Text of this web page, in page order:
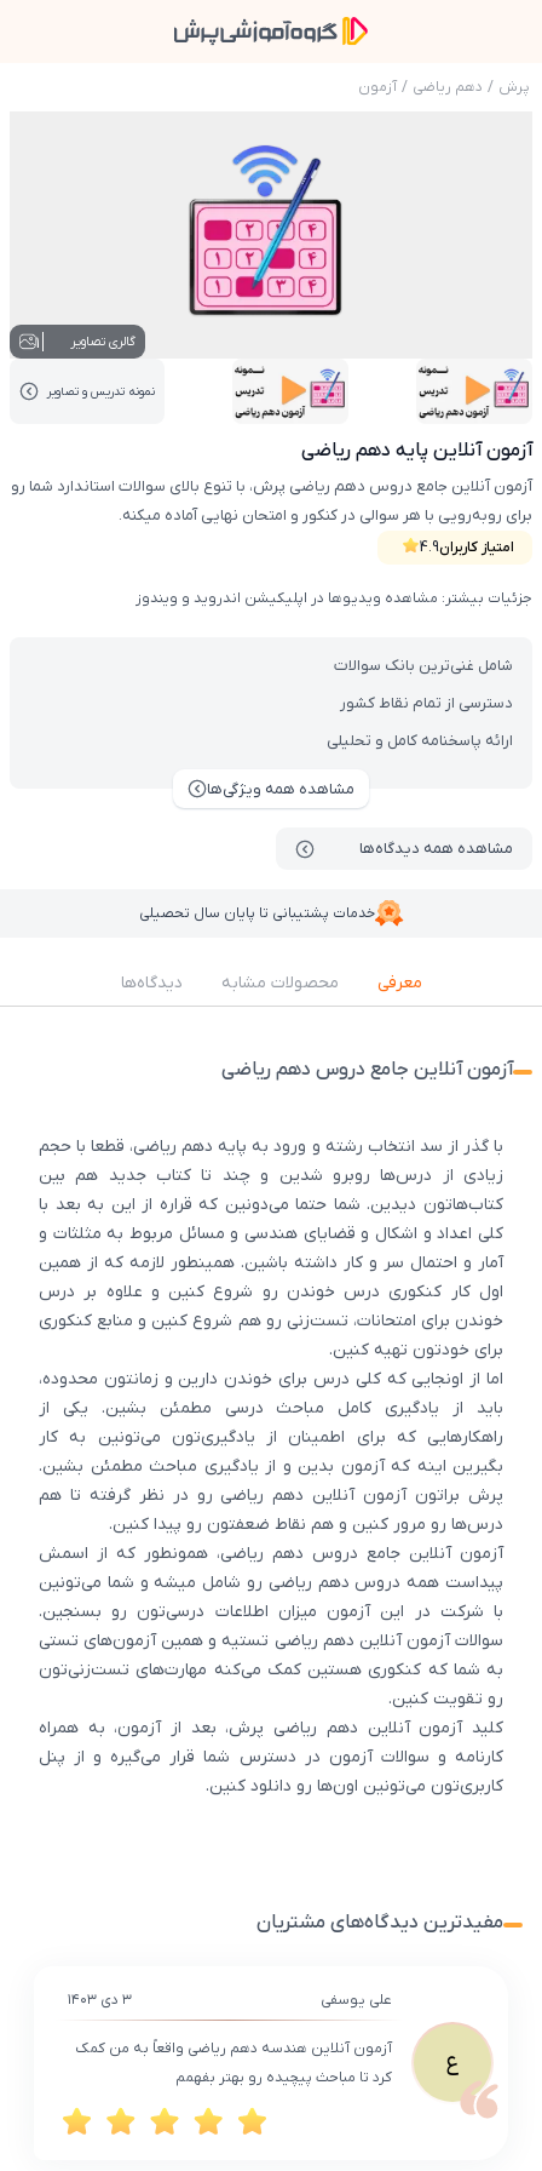
پرش / دهم ریاضی / آزمون
عکس محصول آزمون آنلاین پایه دهم ریاضی
گالری تصاویر 1
عکس کاور نمونه تدریس عکس کاور نمونه تدریس
نمونه تدریس‌ و تصاویر
آزمون آنلاین پایه دهم ریاضی
امتیاز کاربران4.9
آزمون آنلاین جامع دروس دهم ریاضی پرش، با تنوع بالای سوالات استاندارد شما رو
برای روبه‌رویی با هر سوالی در کنکور و امتحان نهایی آماده میکنه.
شامل غنی‌ترین بانک سوالات
دسترسی از تمام نقاط کشور
ارائه پاسخنامه کامل و تحلیلی
مشاهده همه ویژگی‌ها
مشاهده همه دیدگاه‌ها
خدمات پشتیبانی تا پایان سال تحصیلی
جزئیات بیشتر: مشاهده ویدیوها در اپلیکیشن اندروید و ویندوز
معرفی محصولات مشابه دیدگاه‌ها
آزمون آنلاین جامع دروس دهم ریاضی
با گذر از سد انتخاب رشته و ورود به پایه دهم ریاضی، قطعا با حجم
زیادی از درس‌ها روبرو شدین و چند تا کتاب جدید هم بین
کتاب‌هاتون دیدین. شما حتما می‌دونین که قراره از این به بعد با
کلی اعداد و اشکال و قضایای هندسی و مسائل مربوط به مثلثات و
آمار و احتمال سر و کار داشته باشین. همینطور لازمه که از همین
اول کار کنکوری درس خوندن رو شروع کنین و علاوه بر درس
خوندن برای امتحانات، تست‌زنی رو هم شروع کنین و منابع کنکوری
برای خودتون تهیه کنین.
اما از اونجایی که کلی درس برای خوندن دارین و زمانتون محدوده،
باید از یادگیری کامل مباحث درسی مطمئن بشین. یکی از
راهکارهایی که برای اطمینان از یادگیری‌تون می‌تونین به کار
بگیرین اینه که آزمون بدین و از یادگیری مباحث مطمئن بشین.
پرش براتون آزمون آنلاین دهم ریاضی رو در نظر گرفته تا هم
درس‌ها رو مرور کنین و هم نقاط ضعفتون رو پیدا کنین.
آزمون آنلاین جامع دروس دهم ریاضی، همونطور که از اسمش
پیداست همه دروس دهم ریاضی رو شامل میشه و شما می‌تونین
با شرکت در این آزمون میزان اطلاعات درسی‌تون رو بسنجین.
سوالات آزمون آنلاین دهم ریاضی تستیه و همین آزمون‌های تستی
به شما که کنکوری هستین کمک می‌کنه مهارت‌های تست‌زنی‌تون
رو تقویت کنین.
کلید آزمون آنلاین دهم ریاضی پرش، بعد از آزمون، به همراه
کارنامه و سوالات آزمون در دسترس شما قرار می‌گیره و از پنل
کاربری‌تون می‌تونین اون‌ها رو دانلود کنین.
مفیدترین دیدگاه‌های مشتریان
ع
علی یوسفی ۳ دی ۱۴۰۳
آزمون آنلاین هندسه دهم ریاضی واقعاً به من کمک
کرد تا مباحث پیچیده رو بهتر بفهمم